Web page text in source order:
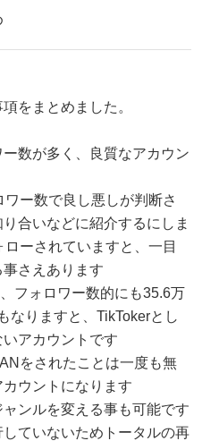
をまとめました。
ー数が多く、良質なアカウン
ワー数で良し悪しが判断さ
合いなどに紹介するにしま
ーされていますと、一目
さえあります
フォロワー数的にも35.6万
なりますと、TikTokerとし
アカウントです
をされたことは一度も無
ウントになります
ャンルを変える事も可能です
していないためトータルの再